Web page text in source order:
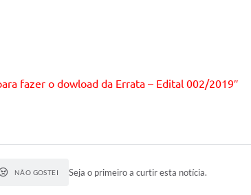
fazer o dowload da Errata – Edital 002/2019″
NÃO GOSTEI Seja o primeiro a curtir esta notícia.